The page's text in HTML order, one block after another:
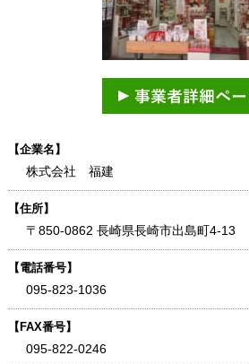
【企業名】
株式会社 福建
【住所】
〒850-0862 長崎県長崎市出島町4-13
【電話番号】
095-823-1036
【FAX番号】
095-822-0246